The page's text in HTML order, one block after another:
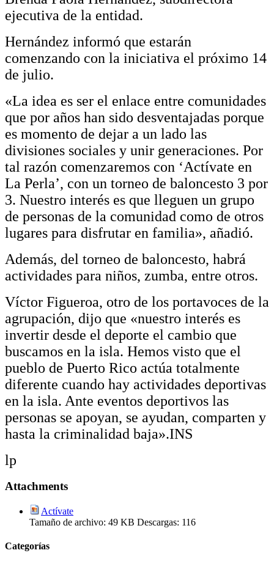
ejecutiva de la entidad.
Hernández informó que estarán
comenzando con la iniciativa el próximo 14
de julio.
«La idea es ser el enlace entre comunidades
que por años han sido desventajadas porque
es momento de dejar a un lado las
divisiones sociales y unir generaciones. Por
tal razón comenzaremos con ‘Actívate en
La Perla’, con un torneo de baloncesto 3 por
3. Nuestro interés es que lleguen un grupo
de personas de la comunidad como de otros
lugares para disfrutar en familia», añadió.
Además, del torneo de baloncesto, habrá
actividades para niños, zumba, entre otros.
Víctor Figueroa, otro de los portavoces de la
agrupación, dijo que «nuestro interés es
invertir desde el deporte el cambio que
buscamos en la isla. Hemos visto que el
pueblo de Puerto Rico actúa totalmente
diferente cuando hay actividades deportivas
en la isla. Ante eventos deportivos las
personas se apoyan, se ayudan, comparten y
hasta la criminalidad baja».INS
lp
Attachments
Actívate
Tamaño de archivo: 49 KB Descargas: 116
Categorías